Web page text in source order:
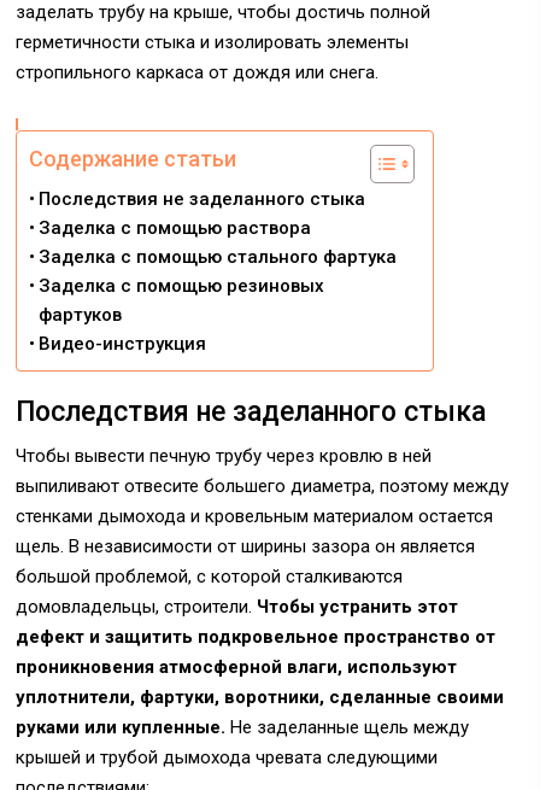
заделать трубу на крыше, чтобы достичь полной
герметичности стыка и изолировать элементы
стропильного каркаса от дождя или снега.
Содержание статьи
Последствия не заделанного стыка
Заделка с помощью раствора
Заделка с помощью стального фартука
Заделка с помощью резиновых
фартуков
Видео-инструкция
Последствия не заделанного стыка
Чтобы вывести печную трубу через кровлю в ней
выпиливают отвесите большего диаметра, поэтому между
стенками дымохода и кровельным материалом остается
щель. В независимости от ширины зазора он является
большой проблемой, с которой сталкиваются
домовладельцы, строители. Чтобы устранить этот
дефект и защитить подкровельное пространство от
проникновения атмосферной влаги, используют
уплотнители, фартуки, воротники, сделанные своими
руками или купленные. Не заделанные щель между
крышей и трубой дымохода чревата следующими